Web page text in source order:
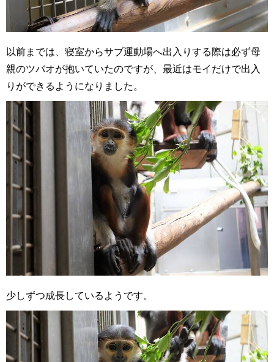
以前までは、寝室からサブ運動場へ出入りする際は必ず母
親のツバオが抱いていたのですが、最近はモイだけで出入
りができるようになりました。
少しずつ成長しているようです。